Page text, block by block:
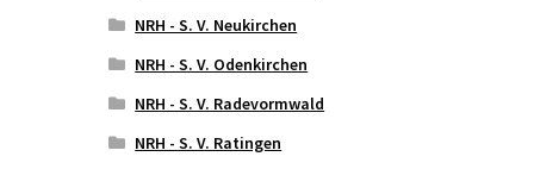
NRH - S. V. Neukirchen
NRH - S. V. Odenkirchen
NRH - S. V. Radevormwald
NRH - S. V. Ratingen